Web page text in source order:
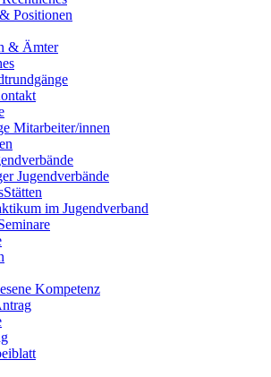
Positionen
& Ämter
Mitarbeiter/innen
Jugendverbände
im Jugendverband
Kompetenz